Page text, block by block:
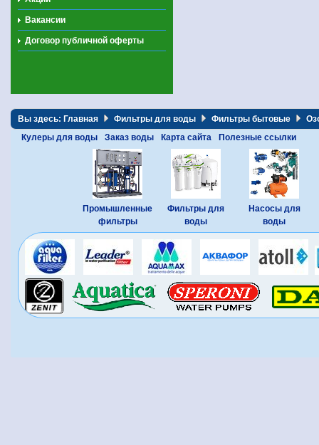
Вакансии
Договор публичной оферты
Вы здесь: Главная Фильтры для воды Фильтры бытовые
Кулеры для воды
Заказ воды Карта сайта Полезные ссылки
Промышленные
фильтры
Фильтры для
воды
Насосы для
воды